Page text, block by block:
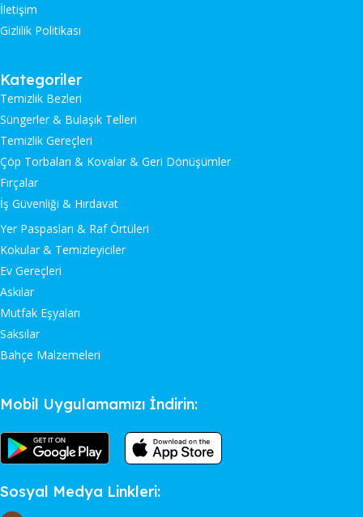
İletişim
Gizlilik Politikası
Kategoriler
Temizlik Bezleri
Süngerler & Bulaşık Telleri
Temizlik Gereçleri
Çöp Torbaları & Kovalar & Geri Dönüşümler
Fırçalar
İş Güvenliği & Hırdavat
Yer Paspasları & Raf Örtüleri
Kokular & Temizleyiciler
Ev Gereçleri
Askılar
Mutfak Eşyaları
Saksılar
Bahçe Malzemeleri
Mobil Uygulamamızı İndirin:
Sosyal Medya Linkleri: